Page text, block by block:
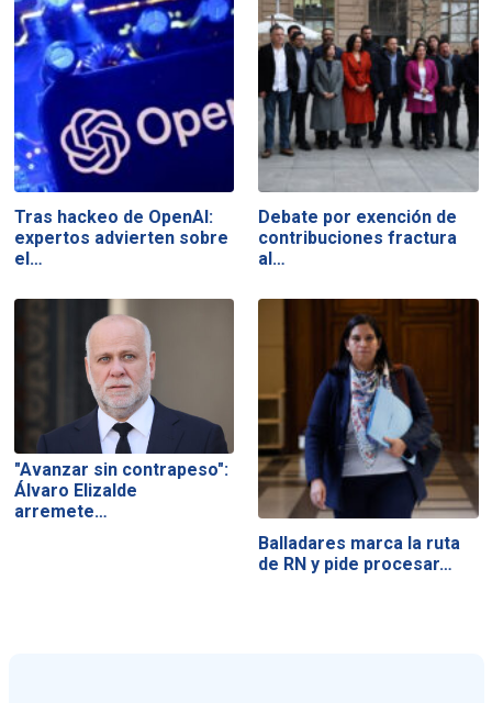
Tras hackeo de OpenAI:
expertos advierten sobre
el…
Debate por exención de
contribuciones fractura
al…
"Avanzar sin contrapeso":
Álvaro Elizalde
arremete…
Balladares marca la ruta
de RN y pide procesar…